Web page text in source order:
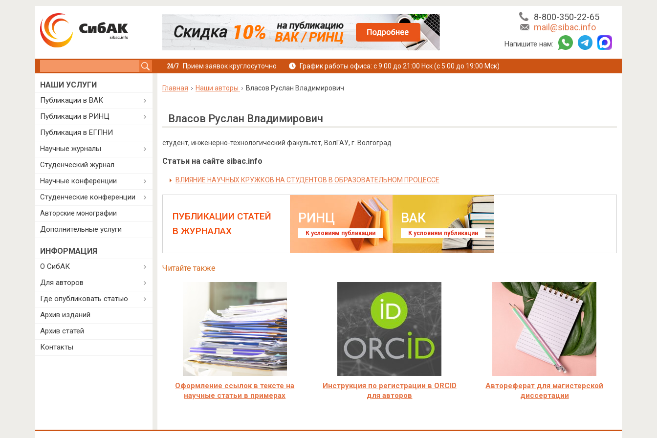
8-800-350-22-65
mail@sibac.info
Напишите нам:
Прием заявок круглосуточно График работы офиса: с 9:00 до 21:00 Нск (с 5:00 до 19:00 Мск)
Главная Наши авторы Власов Руслан Владимирович
Власов Руслан Владимирович
студент, инженерно-технологический факультет, ВолГАУ, г. Волгоград
Статьи на сайте sibac.info
ВЛИЯНИЕ НАУЧНЫХ КРУЖКОВ НА СТУДЕНТОВ В ОБРАЗОВАТЕЛЬНОМ ПРОЦЕССЕ
ПУБЛИКАЦИИ СТАТЕЙ
В ЖУРНАЛАХ
РИНЦ
К условиям публикации
ВАК
К условиям публикации
Читайте также
Оформление ссылок в тексте на
научные статьи в примерах
Инструкция по регистрации в ORCID
для авторов
Автореферат для магистерской
диссертации
НАШИ УСЛУГИ
Публикации в ВАК
Публикации в РИНЦ
Публикация в ЕГПНИ
Научные журналы
Студенческий журнал
Научные конференции
Студенческие конференции
Авторские монографии
Дополнительные услуги
ИНФОРМАЦИЯ
О СибАК
Для авторов
Где опубликовать статью
Архив изданий
Архив статей
Контакты